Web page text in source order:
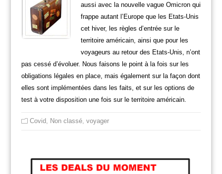
aussi avec la nouvelle vague Omicron qui
frappe autant l’Europe que les Etats-Unis
cet hiver, les règles d’entrée sur le
territoire américain, ainsi que pour les
voyageurs au retour des Etats-Unis, n’ont
pas cessé d’évoluer. Nous faisons le point à la fois sur les
obligations légales en place, mais également sur la façon dont
elles sont implémentées dans les faits, et sur les options de
test à votre disposition une fois sur le territoire américain.
Covid Non classé, voyager